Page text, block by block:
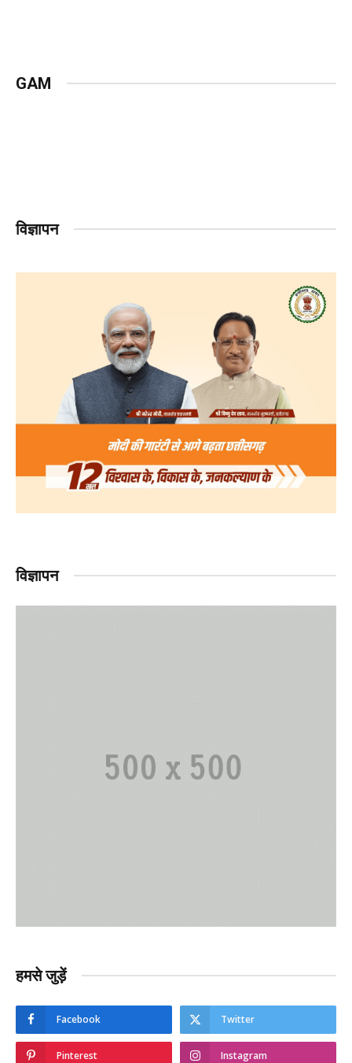
GAM
विज्ञापन
विज्ञापन
हमसे जुड़ें
Facebook Twitter
Pinterest Instagram